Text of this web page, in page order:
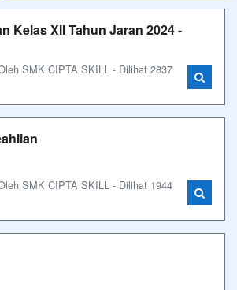
Kelas XII Tahun Jaran 2024 -
SMK CIPTA SKILL - Dilihat 2837
SMK CIPTA SKILL - Dilihat 1944